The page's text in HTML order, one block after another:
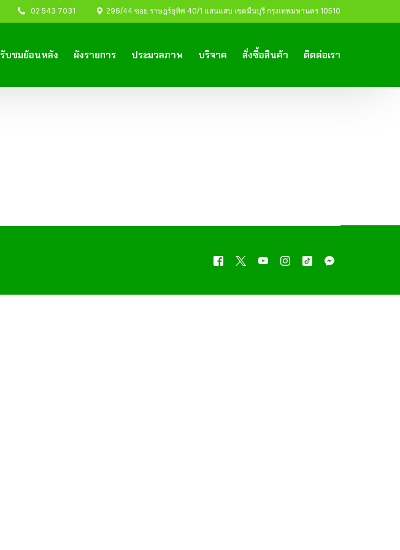
02 543 7031 296/44 ซอย ราษฎร์อุทิศ 40/1 แสนแสบ เขตมีนบุรี กรุงเทพมหานคร 10510
รับชมย้อนหลัง ผังรายการ ประมวลภาพ บริจาค สั่งซื้อสินค้า ติดต่อเรา